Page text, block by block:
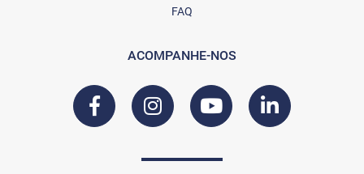
FAQ
ACOMPANHE-NOS